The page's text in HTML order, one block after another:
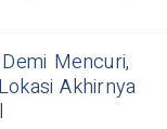
Mencuri,
Akhirnya